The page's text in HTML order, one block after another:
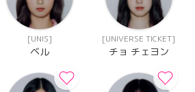
[UNIS]
ベル
[UNIVERSE TICKET]
チョ チェヨン